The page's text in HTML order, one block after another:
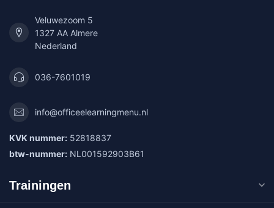
Veluwezoom 5
1327 AA Almere
Nederland
036-7601019
info@officeelearningmenu.nl
KVK nummer: 52818837
btw-nummer: NL001592903B61
Trainingen